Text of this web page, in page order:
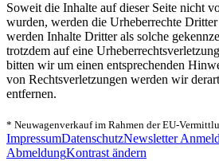
Soweit die Inhalte auf dieser Seite nicht
wurden, werden die Urheberrechte Dritter
werden Inhalte Dritter als solche
trotzdem auf eine
bitten wir um einen entsprechenden
von Rechtsverletzungen werden wir
entfernen.
* Neuwagenverkauf im Rahmen der EU-
ImpressumDatenschutzNewsletter
AbmeldungKontrast ändern